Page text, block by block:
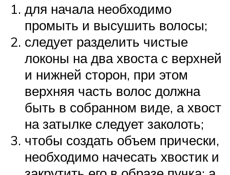
для начала необходимо
промыть и высушить волосы;
следует разделить чистые
локоны на два хвоста с верхней
и нижней сторон, при этом
верхняя часть волос должна
быть в собранном виде, а хвост
на затылке следует заколоть;
чтобы создать объем прически,
необходимо начесать хвостик и